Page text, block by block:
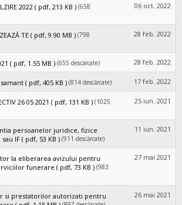
2022 ( pdf, 213 KB ) (658
06 oct. 2022
TE ( pdf, 9.90 MB ) (798
28 feb. 2022
( pdf, 1.55 MB ) (655 descărcate) 28 feb. 2022
( pdf, 405 KB ) (814 descărcate) 17 feb. 2022
26 05 2021 ( pdf, 131 KB ) (1025
25 iun. 2021
persoanelor juridice, fizice
IF ( pdf, 53 KB ) (911 descărcate)
11 iun. 2021
la eliberarea avizului pentru
funerare ( pdf, 73 KB ) (983
27 mai 2021
si prestatorilor autorizati pentru
26 mai 2021